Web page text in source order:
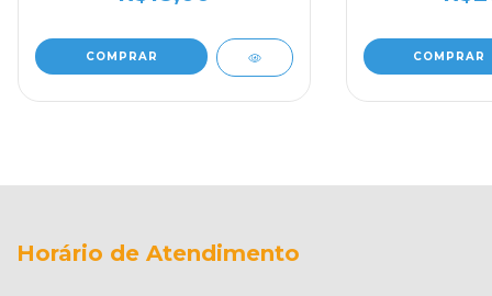
Horário de Atendimento